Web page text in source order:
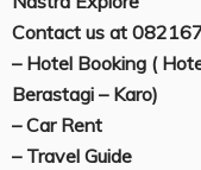
Contact us at
– Hotel Booking (
Berastagi – Karo)
– Car Rent
– Travel Guide